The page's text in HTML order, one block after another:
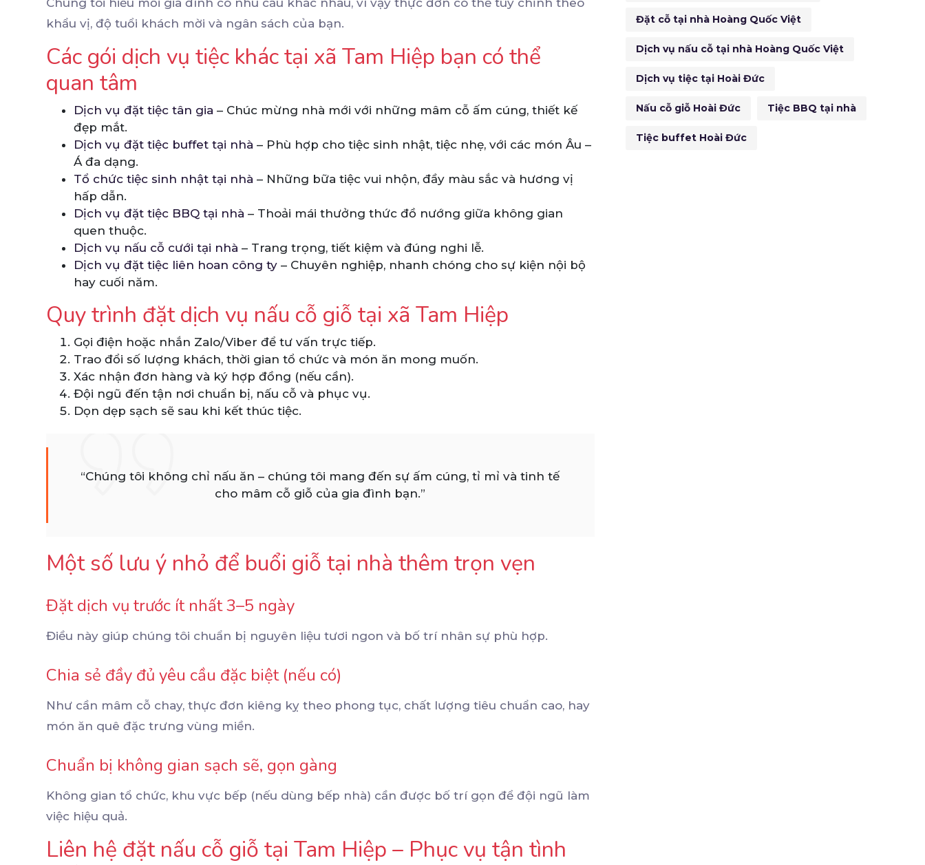
Chúng tôi hiểu mỗi gia đình có nhu cầu khác nhau, vì vậy thực đơn có thể tùy chỉnh theo
khẩu vị, độ tuổi khách mời và ngân sách của bạn.
Các gói dịch vụ tiệc khác tại xã Tam Hiệp bạn có thể
quan tâm
Dịch vụ đặt tiệc tân gia – Chúc mừng nhà mới với những mâm cỗ ấm cúng, thiết kế
đẹp mắt.
Dịch vụ đặt tiệc buffet tại nhà – Phù hợp cho tiệc sinh nhật, tiệc nhẹ, với các món Âu –
Á đa dạng.
Tổ chức tiệc sinh nhật tại nhà – Những bữa tiệc vui nhộn, đầy màu sắc và hương vị
hấp dẫn.
Dịch vụ đặt tiệc BBQ tại nhà – Thoải mái thưởng thức đồ nướng giữa không gian
quen thuộc.
Dịch vụ nấu cỗ cưới tại nhà – Trang trọng, tiết kiệm và đúng nghi lễ.
Dịch vụ đặt tiệc liên hoan công ty – Chuyên nghiệp, nhanh chóng cho sự kiện nội bộ
hay cuối năm.
Quy trình đặt dịch vụ nấu cỗ giỗ tại xã Tam Hiệp
Gọi điện hoặc nhắn Zalo/Viber để tư vấn trực tiếp.
Trao đổi số lượng khách, thời gian tổ chức và món ăn mong muốn.
Xác nhận đơn hàng và ký hợp đồng (nếu cần).
Đội ngũ đến tận nơi chuẩn bị, nấu cỗ và phục vụ.
Dọn dẹp sạch sẽ sau khi kết thúc tiệc.
“Chúng tôi không chỉ nấu ăn – chúng tôi mang đến sự ấm cúng, tỉ mỉ và tinh tế
cho mâm cỗ giỗ của gia đình bạn.”
Một số lưu ý nhỏ để buổi giỗ tại nhà thêm trọn vẹn
Đặt dịch vụ trước ít nhất 3–5 ngày
Điều này giúp chúng tôi chuẩn bị nguyên liệu tươi ngon và bố trí nhân sự phù hợp.
Chia sẻ đầy đủ yêu cầu đặc biệt (nếu có)
Như cần mâm cỗ chay, thực đơn kiêng kỵ theo phong tục, chất lượng tiêu chuẩn cao, hay
món ăn quê đặc trưng vùng miền.
Chuẩn bị không gian sạch sẽ, gọn gàng
Không gian tổ chức, khu vực bếp (nếu dùng bếp nhà) cần được bố trí gọn để đội ngũ làm
việc hiệu quả.
Liên hệ đặt nấu cỗ giỗ tại Tam Hiệp – Phục vụ tận tình
Đặt cỗ tại nhà Hoàng Quốc Việt
Dịch vụ nấu cỗ tại nhà Hoàng Quốc Việt
Dịch vụ tiệc tại Hoài Đức
Nấu cỗ giỗ Hoài Đức Tiệc BBQ tại nhà
Tiệc buffet Hoài Đức